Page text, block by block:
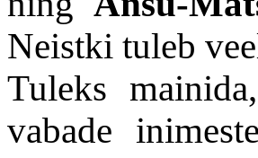
Neistki tuleb
Tuleks
vabade